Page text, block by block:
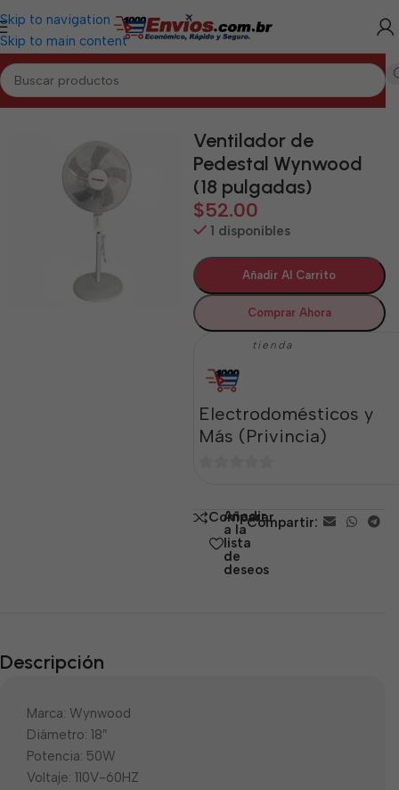
Skip to navigation
Skip to main content
Inicio/CIEGO DE ÁVILA/Electrodomésticos Ciego de Ávila
Ventilador de
Pedestal Wynwood
(18 pulgadas)
$52.00
1 disponibles
Añadir Al Carrito
Comprar Ahora
tienda
Electrodomésticos y
Más (Privincia)
5 Comparar
Añadir
a la
lista
de
deseos
Compartir:
Descripción
Marca: Wynwood
Diámetro: 18″
Potencia: 50W
Voltaje: 110V-60HZ